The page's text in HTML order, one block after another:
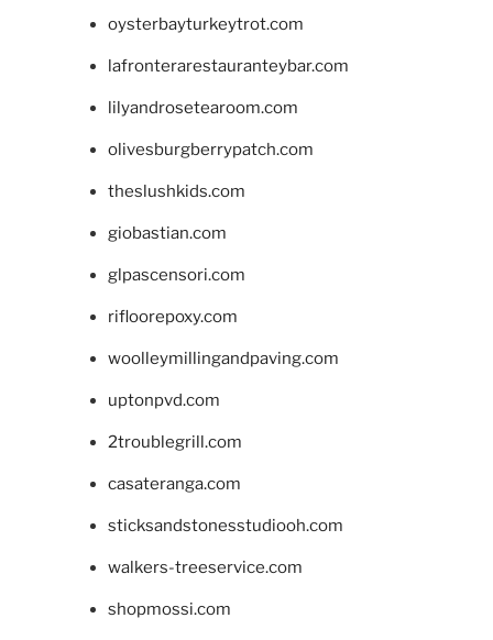
oysterbayturkeytrot.com
lafronterarestauranteybar.com
lilyandrosetearoom.com
olivesburgberrypatch.com
theslushkids.com
giobastian.com
glpascensori.com
rifloorepoxy.com
woolleymillingandpaving.com
uptonpvd.com
2troublegrill.com
casateranga.com
sticksandstonesstudiooh.com
walkers-treeservice.com
shopmossi.com